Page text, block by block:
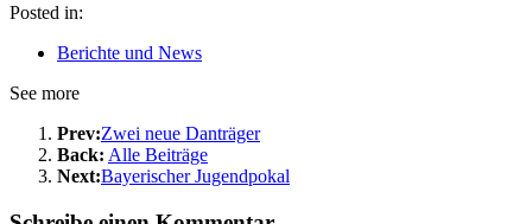
Posted in:
Berichte und News
See more
Prev:Zwei neue Danträger
Back: Alle Beiträge
Next:Bayerischer Jugendpokal